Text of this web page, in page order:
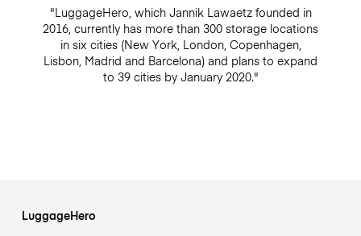
"LuggageHero, which Jannik Lawaetz founded in
2016, currently has more than 300 storage locations
in six cities (New York, London, Copenhagen,
Lisbon, Madrid and Barcelona) and plans to expand
to 39 cities by January 2020."
LuggageHero